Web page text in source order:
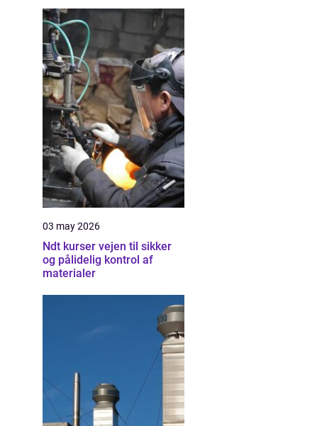
03 may 2026
Ndt kurser vejen til sikker
og pålidelig kontrol af
materialer